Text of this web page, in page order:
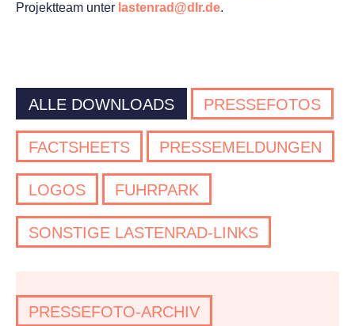
Projektteam unter lastenrad@dlr.de.
ALLE DOWNLOADS PRESSEFOTOS
FACTSHEETS PRESSEMELDUNGEN
LOGOS FUHRPARK
SONSTIGE LASTENRAD-LINKS
PRESSEFOTO-ARCHIV